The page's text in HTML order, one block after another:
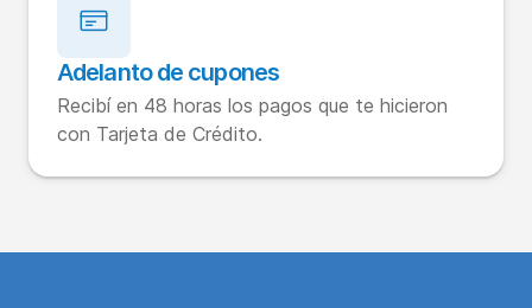
Adelanto de cupones
Recibí en 48 horas los pagos que te hicieron
con Tarjeta de Crédito.